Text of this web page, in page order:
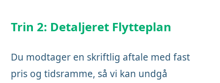
Trin 2: Detaljeret Flytteplan
Du modtager en skriftlig aftale med fast
pris og tidsramme, så vi kan undgå